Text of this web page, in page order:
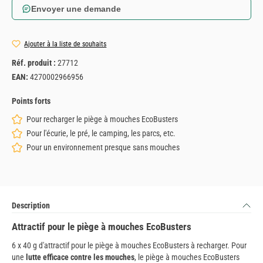
Envoyer une demande
Ajouter à la liste de souhaits
Réf. produit : 27712
EAN: 4270002966956
Points forts
Pour recharger le piège à mouches EcoBusters
Pour l'écurie, le pré, le camping, les parcs, etc.
Pour un environnement presque sans mouches
Description
Attractif pour le piège à mouches EcoBusters
6 x 40 g d'attractif pour le piège à mouches EcoBusters à recharger. Pour
une lutte efficace contre les mouches, le piège à mouches EcoBusters